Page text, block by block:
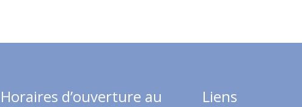
Horaires d’ouverture au
Liens